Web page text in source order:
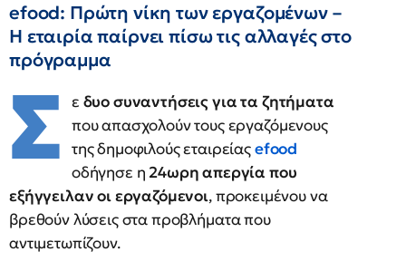
efood: Πρώτη νίκη των εργαζομένων –
Η εταιρία παίρνει πίσω τις αλλαγές στο
πρόγραμμα
Σ ε δυο συναντήσεις για τα ζητήματα
που απασχολούν τους εργαζόμενους
της δημοφιλούς εταιρείαςefood
οδήγησε η 24ωρη απεργία που
εξήγγειλαν οι εργαζόμενοι, προκειμένου να
βρεθούν λύσεις στα προβλήματα που
αντιμετωπίζουν.